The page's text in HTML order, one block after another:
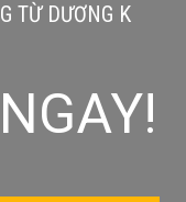
TỪ DƯƠNG K